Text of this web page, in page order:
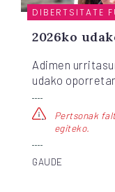
DIBERTSITATE
2026ko
Adimen
udako
Pertsonak
egiteko.
GAUDE